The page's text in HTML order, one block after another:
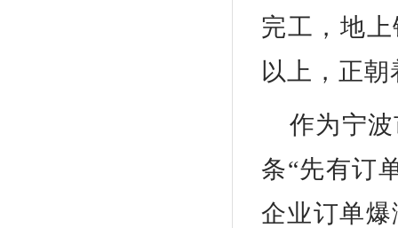
完工，地
以上，正
作为宁
条“先有订
企业订单